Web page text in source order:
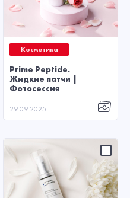
Косметика
Prime Peptide.
Жидкие патчи |
Фотосессия
29.09.2025